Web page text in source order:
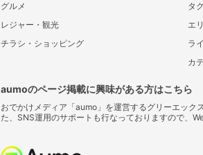
グルメ
レジャー・観光
チラシ・ショッピング
タ
エ
ラ
カ
aumoのページ掲載に興味がある方はこちら
おでかけメディア「aumo」を運営するグリーエック
た、SNS運用のサポートも行なっておりますので、